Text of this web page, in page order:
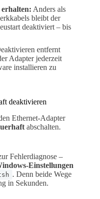
Anders als
bleibt der
deaktiviert – bis
entfernt
Adapter jederzeit
installieren zu
deaktivieren
Ethernet-Adapter
abschalten.
Fehlerdiagnose –
Einstellungen
. Denn beide Wege
in Sekunden.